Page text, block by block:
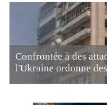
Confrontée à des
l'Ukraine ordonne